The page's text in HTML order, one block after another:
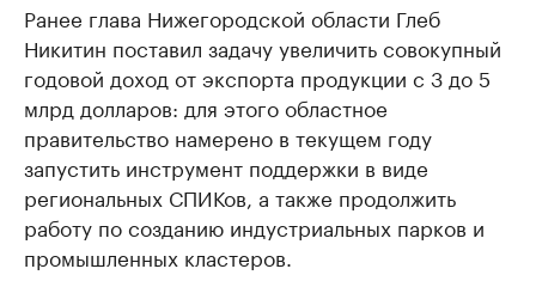
Ранее глава Нижегородской области Глеб
Никитин поставил задачу увеличить совокупный
годовой доход от экспорта продукции с 3 до 5
млрд долларов: для этого областное
правительство намерено в текущем году
запустить инструмент поддержки в виде
региональных СПИКов, а также продолжить
работу по созданию индустриальных парков и
промышленных кластеров.